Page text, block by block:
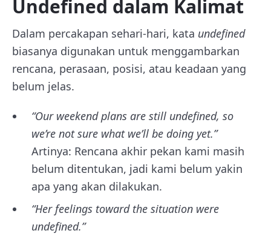
Undefined dalam Kalimat
Dalam percakapan sehari-hari, kata undefined
biasanya digunakan untuk menggambarkan
rencana, perasaan, posisi, atau keadaan yang
belum jelas.
“Our weekend plans are still undefined, so
we’re not sure what we’ll be doing yet.”
Artinya: Rencana akhir pekan kami masih
belum ditentukan, jadi kami belum yakin
apa yang akan dilakukan.
“Her feelings toward the situation were
undefined.”